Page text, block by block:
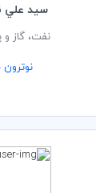
سيد علي
نفت، گاز